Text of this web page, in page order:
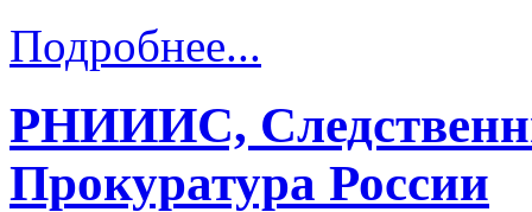
Подробнее...
РНИИИС,
Прокуратура России